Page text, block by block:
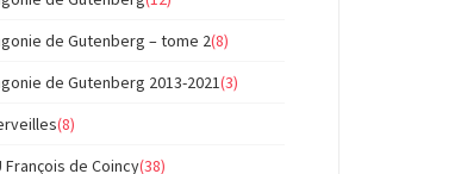
de Gutenberg – tome 2(8)
de Gutenberg 2013-2021(3)
(8)
François de Coincy(38)